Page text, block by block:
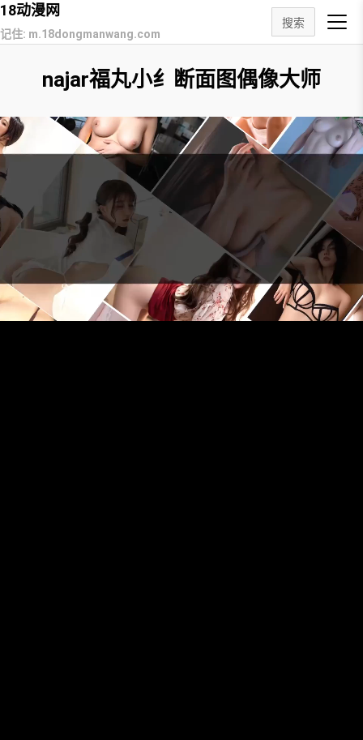
18动漫网
记住: m.18dongmanwang.com
搜索
najar福丸小纟断面图偶像大师